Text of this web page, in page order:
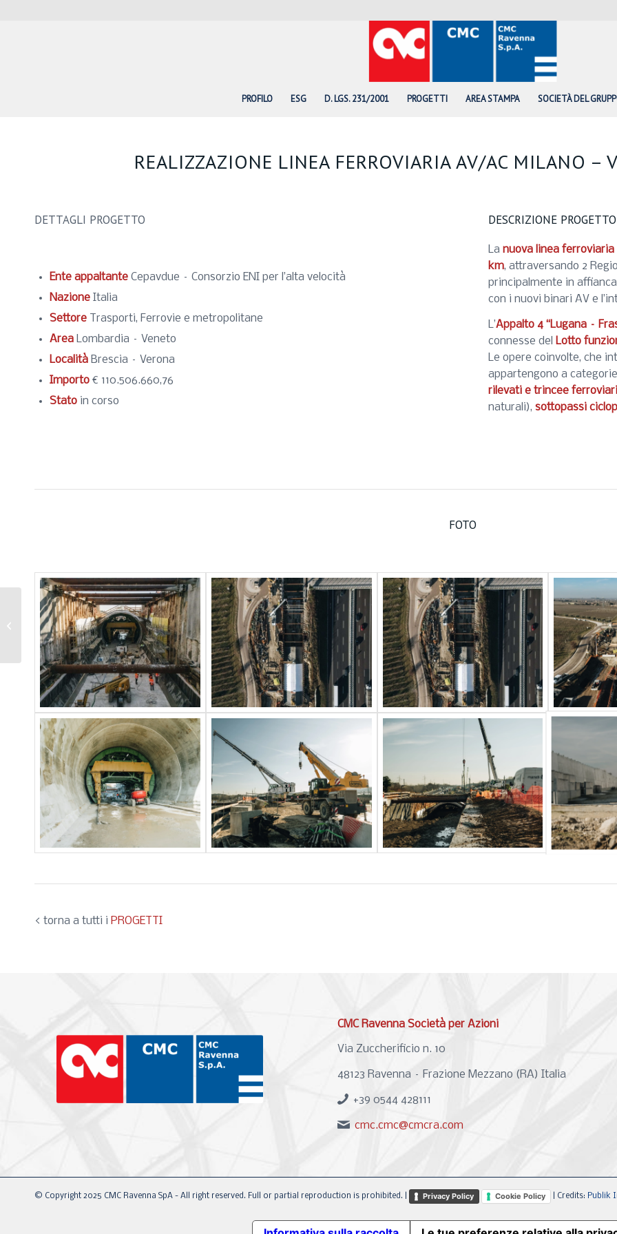
PROFILO ESG D. LGS. 231/2001 PROGETTI AREA STAMPA SOCIETÀ DEL
REALIZZAZIONE LINEA FERROVIARIA AV/AC MILANO –
DETTAGLI PROGETTO
Ente appaltante Cepavdue – Consorzio ENI per l’alta velocità
Nazione Italia
Settore Trasporti, Ferrovie e metropolitane
Area Lombardia – Veneto
Località Brescia – Verona
Importo € 110.506.660,76
Stato in corso
DESCRIZIONE PROGETTO
Lanuova linea ferroviaria
km, attraversando 2
principalmente in
con i nuovi binari AV e
L’Appalto 4 “Lugana –
connesse del Lotto
Le opere coinvolte, che
appartengono a
rilevati e trincee
naturali),sottopassi
FOTO
< torna a tutti i PROGETTI
CMC Ravenna Società per Azioni
Via Zuccherificio n. 10
48123 Ravenna – Frazione Mezzano (RA) Italia
+39 0544 428111
cmc.cmc@cmcra.com
© Copyright 2025 CMC Ravenna SpA - All right reserved. Full or partial reproduction is prohibited. | Privacy Policy Cookie Policy | Credits: Publik
Realizzazione linea ferroviaria
AV/AC Milano – Verona (Appalto